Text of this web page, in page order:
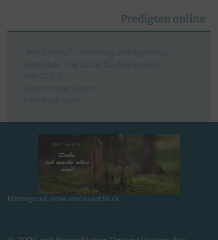
Predigten online
Hintergrund: www.medienarche.de